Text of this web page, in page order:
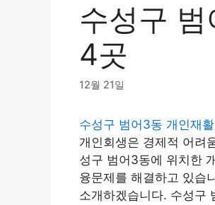
수성구
4곳
12월 21일
수성구 범어3동 개인재
개인회생은 경제적 어려
성구 범어3동에 위치한
융문제를 해결하고 있습
소개하겠습니다. 수성구